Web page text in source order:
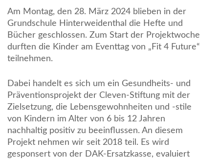
Am Montag, den 28. März 2024 blieben in der
Grundschule Hinterweidenthal die Hefte und
Bücher geschlossen. Zum Start der Projektwoche
durften die Kinder am Eventtag von „Fit 4 Future“
teilnehmen.
Dabei handelt es sich um ein Gesundheits- und
Präventionsprojekt der Cleven-Stiftung mit der
Zielsetzung, die Lebensgewohnheiten und -stile
von Kindern im Alter von 6 bis 12 Jahren
nachhaltig positiv zu beeinflussen. An diesem
Projekt nehmen wir seit 2018 teil. Es wird
gesponsert von der DAK-Ersatzkasse, evaluiert